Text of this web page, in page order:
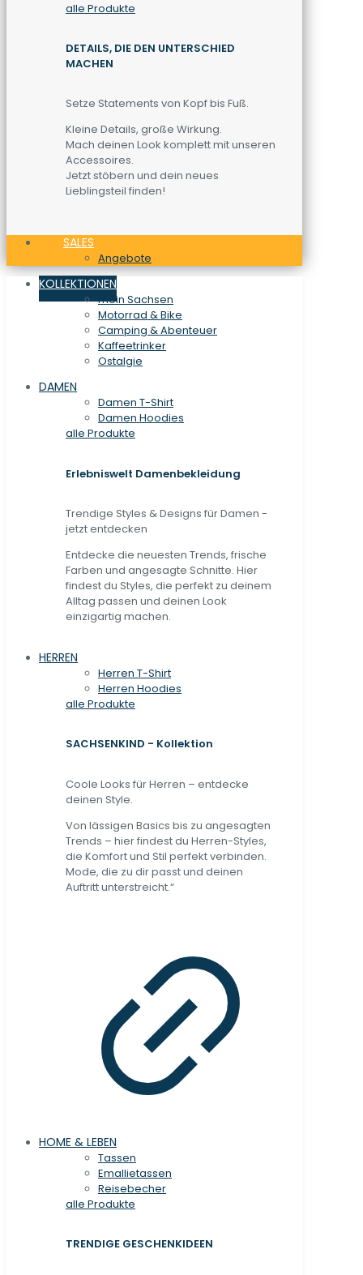
alle Produkte
DETAILS, DIE DEN UNTERSCHIED
MACHEN
Setze Statements von Kopf bis Fuß.
Kleine Details, große Wirkung.
Mach deinen Look komplett mit unseren
Accessoires.
Jetzt stöbern und dein neues
Lieblingsteil finden!
SALES
Angebote
KOLLEKTIONEN
mein Sachsen
Motorrad & Bike
Camping & Abenteuer
Kaffeetrinker
Ostalgie
DAMEN
Damen T-Shirt
Damen Hoodies
alle Produkte
Erlebniswelt Damenbekleidung
Trendige Styles & Designs für Damen -
jetzt entdecken
Entdecke die neuesten Trends, frische
Farben und angesagte Schnitte. Hier
findest du Styles, die perfekt zu deinem
Alltag passen und deinen Look
einzigartig machen.
HERREN
Herren T-Shirt
Herren Hoodies
alle Produkte
SACHSENKIND - Kollektion
Coole Looks für Herren – entdecke
deinen Style.
Von lässigen Basics bis zu angesagten
Trends – hier findest du Herren-Styles,
die Komfort und Stil perfekt verbinden.
Mode, die zu dir passt und deinen
Auftritt unterstreicht.“
HOME & LEBEN
Tassen
Emallietassen
Reisebecher
alle Produkte
TRENDIGE GESCHENKIDEEN